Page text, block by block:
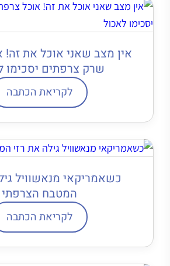
אין מצב שאני אוכל את זה!
שרק צרפתים יסכימו
לקריאת הכתבה
כשאמריקאי מנאשוויל
המטבח הצרפתי
לקריאת הכתבה